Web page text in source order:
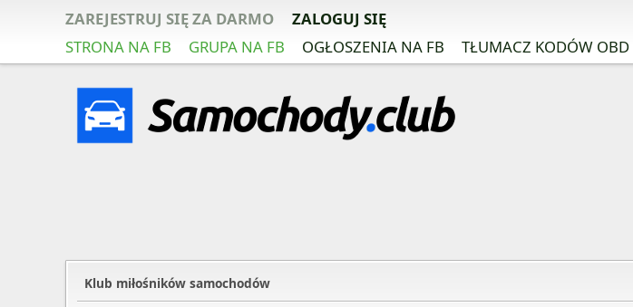
ZAREJESTRUJ SIĘ ZA DARMO
ZALOGUJ SIĘ
STRONA NA FB
GRUPA NA FB OGŁOSZENIA NA FB TŁUMACZ KODÓW OBD
Klub miłośników samochodów